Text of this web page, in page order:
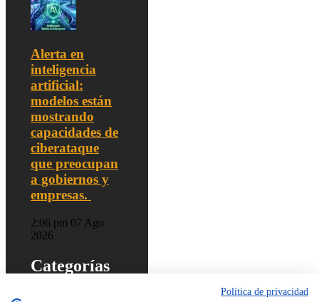
Alerta en
inteligencia
artificial:
modelos están
mostrando
capacidades de
ciberataque
que preocupan
a gobiernos y
empresas.
2:06 pm 07 Ago
2026
Categorías
Política de privacidad